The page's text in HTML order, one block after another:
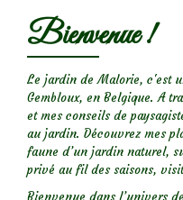
Bienvenue !
Le jardin de Malorie, c'est
Gembloux, en Belgique. A
et mes conseils de
au jardin. Découvrez mes
faune d’un jardin naturel,
privé au fil des saisons,
Bienvenue dans l’univers